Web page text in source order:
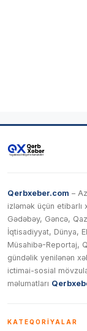
Qerbxeber.com –
izləmək üçün etibarlı
Gədəbəy, Gəncə,
İqtisadiyyat, Dünya,
Müsahibə-Reportaj,
gündəlik yenilənən
ictimai-sosial
məlumatları
KATEQORIYALAR